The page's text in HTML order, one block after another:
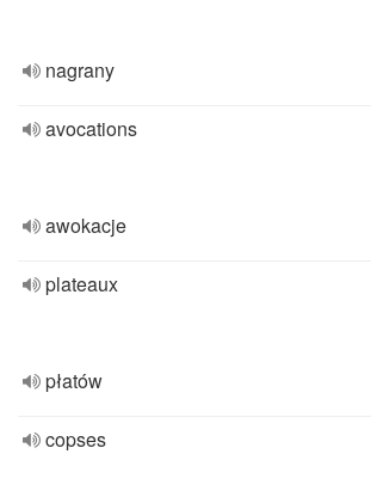
nagrany
avocations
awokacje
plateaux
płatów
copses